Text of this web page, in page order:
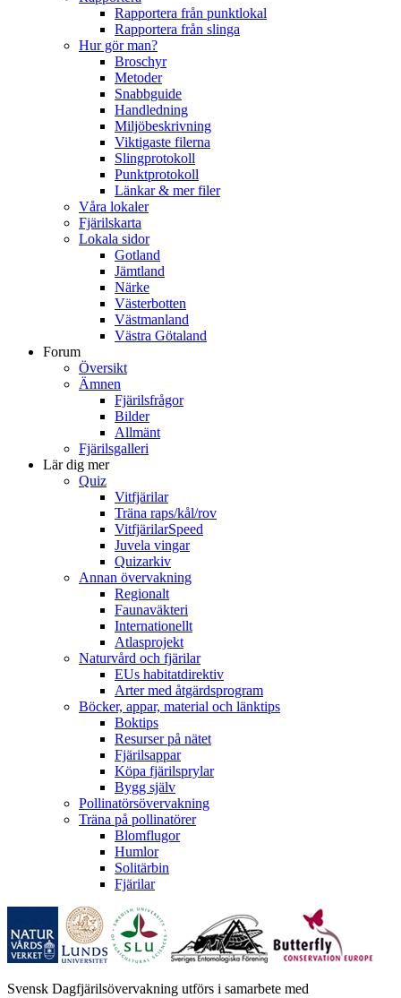
Rapportera från punktlokal
Rapportera från slinga
Hur gör man?
Broschyr
Metoder
Snabbguide
Handledning
Miljöbeskrivning
Viktigaste filerna
Slingprotokoll
Punktprotokoll
Länkar & mer filer
Våra lokaler
Fjärilskarta
Lokala sidor
Gotland
Jämtland
Närke
Västerbotten
Västmanland
Västra Götaland
Forum
Översikt
Ämnen
Fjärilsfrågor
Bilder
Allmänt
Fjärilsgalleri
Lär dig mer
Quiz
Vitfjärilar
Träna raps/kål/rov
VitfjärilarSpeed
Juvela vingar
Quizarkiv
Annan övervakning
Regionalt
Faunaväkteri
Internationellt
Atlasprojekt
Naturvård och fjärilar
EUs habitatdirektiv
Arter med åtgärdsprogram
Böcker, appar, material och länktips
Boktips
Resurser på nätet
Fjärilsappar
Köpa fjärilsprylar
Bygg själv
Pollinatörsövervakning
Träna på pollinatörer
Blomflugor
Humlor
Solitärbin
Fjärilar
Svensk Dagfjärilsövervakning utförs i samarbete med